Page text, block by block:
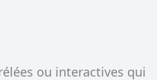
ou interactives qui